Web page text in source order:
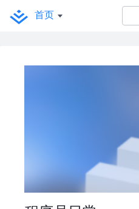
首页